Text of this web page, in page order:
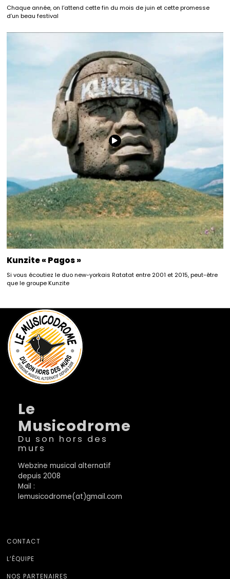
Chaque année, on l’attend cette fin du mois de juin et cette promesse
d’un beau festival
Kunzite « Pagos »
Si vous écoutiez le duo new-yorkais Ratatat entre 2001 et 2015, peut-être
que le groupe Kunzite
Le
Musicodrome
Du son hors des
murs
Webzine musical alternatif
depuis 2008
Mail :
lemusicodrome(at)gmail.com
CONTACT
L’ÉQUIPE
NOS PARTENAIRES